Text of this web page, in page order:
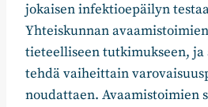
jokaisen infektioepäilyn
Yhteiskunnan
tieteelliseen tutkimukseen, ja
tehdä vaiheittain
noudattaen. Avaamistoimien